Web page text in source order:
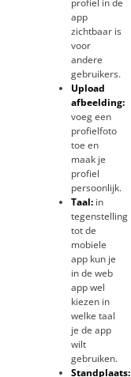
profiel in de
app
zichtbaar is
voor
andere
gebruikers.
Upload
afbeelding:
voeg een
profielfoto
toe en
maak je
profiel
persoonlijk.
Taal:in
tegenstelling
tot de
mobiele
app kun je
in de web
app wel
kiezen in
welke taal
je de app
wilt
gebruiken.
Standplaats: